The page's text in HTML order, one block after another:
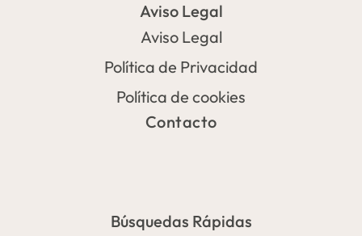
Aviso Legal
Aviso Legal
Política de Privacidad
Política de cookies
Contacto
Búsquedas Rápidas